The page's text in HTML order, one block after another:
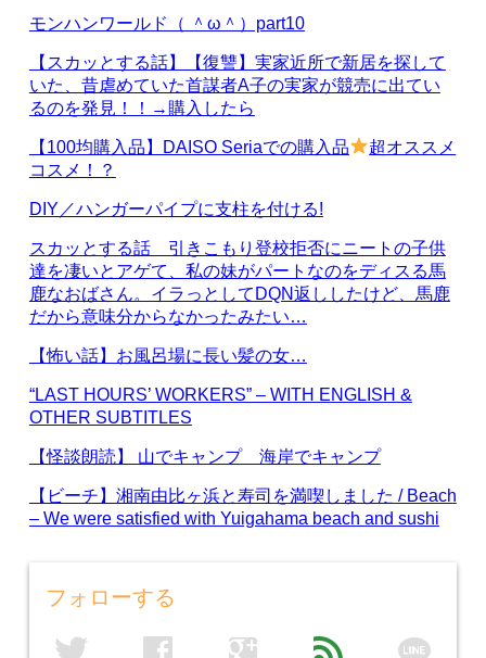
モンハンワールド（ ＾ω＾）part10
【スカッとする話】【復讐】実家近所で新居を探して
いた、昔虐めていた首謀者A子の実家が競売に出てい
るのを発見！！→購入したら
【100均購入品】DAISO Seriaでの購入品
超オススメ
コスメ！？
DIY／ハンガーパイプに支柱を付ける!
スカッとする話 引きこもり登校拒否にニートの子供
達を凄いとアゲて、私の妹がパートなのをディスる馬
鹿なおばさん。イラっとしてDQN返ししたけど、馬鹿
だから意味分からなかったみたい…
【怖い話】お風呂場に長い髪の女…
“LAST HOURS’ WORKERS” – WITH ENGLISH &
OTHER SUBTITLES
【怪談朗読】 山でキャンプ 海岸でキャンプ
【ビーチ】湘南由比ヶ浜と寿司を満喫しました / Beach
– We were satisfied with Yuigahama beach and sushi
フォローする